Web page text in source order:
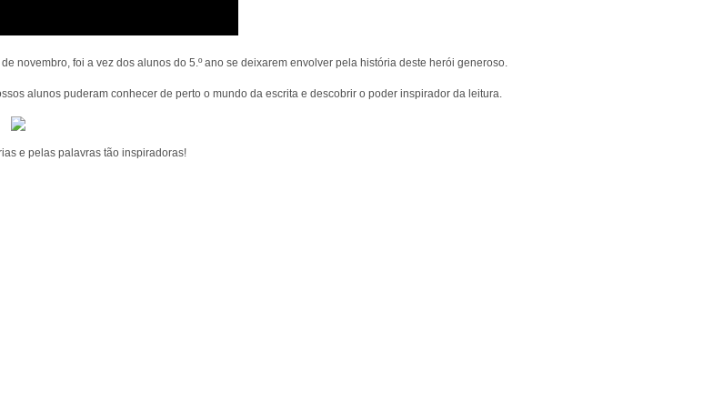
novembro, foi a vez dos alunos do 5.º ano se deixarem envolver pela história deste herói generoso.
alunos puderam conhecer de perto o mundo da escrita e descobrir o poder inspirador da leitura.
e pelas palavras tão inspiradoras!